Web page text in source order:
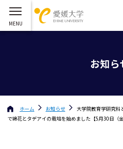
お知ら
ホーム お知らせ
大学院教育学研究科
で綿花とタデアイの栽培を始めました【5月30日（金